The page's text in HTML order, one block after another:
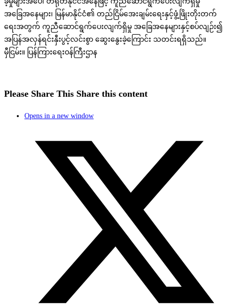
အခြေအနေများ၊ မြန်မာနိုင်ငံ၏ တည်ငြိမ်အေးချမ်းရေးနှင့်ဖွံ့ဖြိုးတိုးတက်
ရေးအတွက် ကူညီဆောင်ရွက်ပေးလျက်ရှိမှု အခြေအနေများနှင့်စပ်လျဉ်း၍
အပြန်အလှန်ရင်းနှီးပွင့်လင်းစွာ ဆွေးနွေးခဲ့ကြောင်း သတင်းရရှိသည်။
မှီငြမ်း။ ပြန်ကြားရေးဝန်ကြီးဌာန
Please Share This Share this content
Opens in a new window